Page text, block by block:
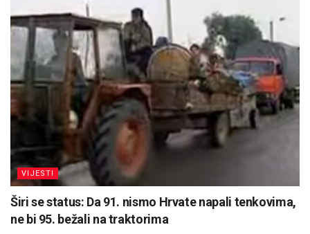
VIJESTI
Širi se status: Da 91. nismo Hrvate napali tenkovima,
ne bi 95. bežali na traktorima